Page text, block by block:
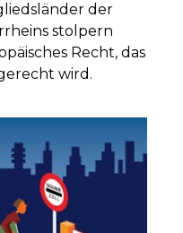
der
stolpern
Recht, das
wird.